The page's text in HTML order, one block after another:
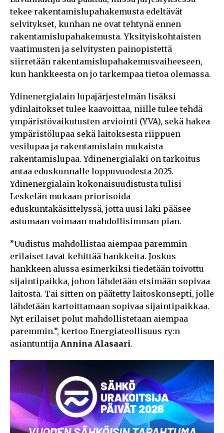
tekee rakentamislupahakemusta edeltävät
selvitykset, kunhan ne ovat tehtynä ennen
rakentamislupahakemusta. Yksityiskohtaisten
vaatimusten ja selvitysten painopistettä
siirretään rakentamislupahakemusvaiheeseen,
kun hankkeesta on jo tarkempaa tietoa olemassa.
Ydinenergialain lupajärjestelmän lisäksi
ydinlaitokset tulee kaavoittaa, niille tulee tehdä
ympäristövaikutusten arviointi (YVA), sekä hakea
ympäristölupaa sekä laitoksesta riippuen
vesilupaa ja rakentamislain mukaista
rakentamislupaa. Ydinenergialaki on tarkoitus
antaa eduskunnalle loppuvuodesta 2025.
Ydinenergialain kokonaisuudistusta tulisi
Leskelän mukaan priorisoida
eduskuntakäsittelyssä, jotta uusi laki pääsee
astumaan voimaan mahdollisimman pian.
”Uudistus mahdollistaa aiempaa paremmin
erilaiset tavat kehittää hankkeita. Joskus
hankkeen alussa esimerkiksi tiedetään toivottu
sijaintipaikka, johon lähdetään etsimään sopivaa
laitosta. Tai sitten on päätetty laitoskonsepti, jolle
lähdetään kartoittamaan sopivaa sijaintipaikkaa.
Nyt erilaiset polut mahdollistetaan aiempaa
paremmin.”, kertoo Energiateollisuus ry:n
asiantuntija Annina Alasaari.